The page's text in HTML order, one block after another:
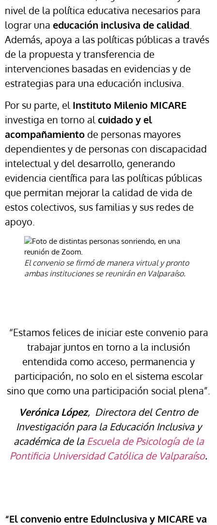
nivel de la política educativa necesarios para
lograr una educación inclusiva de calidad.
Además, apoya a las políticas públicas a través
de la propuesta y transferencia de
intervenciones basadas en evidencias y de
estrategias para una educación inclusiva.
Por su parte, el Instituto Milenio MICARE
investiga en torno al cuidado y el
acompañamiento de personas mayores
dependientes y de personas con discapacidad
intelectual y del desarrollo, generando
evidencia científica para las políticas públicas
que permitan mejorar la calidad de vida de
estos colectivos, sus familias y sus redes de
apoyo.
El convenio se firmó de manera virtual y pronto
ambas instituciones se reunirán en Valparaíso.
“Estamos felices de iniciar este convenio para
trabajar juntos en torno a la inclusión
entendida como acceso, permanencia y
participación, no solo en el sistema escolar
sino que como una participación social plena”.
Verónica López, Directora del Centro de
Investigación para la Educación Inclusiva y
académica de laEscuela de Psicología de la
Pontificia Universidad Católica de Valparaíso.
“El convenio entre EduInclusiva y MICARE va